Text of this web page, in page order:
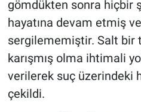
gömdükten sonra hiçbir
hayatına devam etmiş
sergilememiştir. Salt bir
karışmış olma ihtimali
verilerek suç üzerindeki
çekildi.